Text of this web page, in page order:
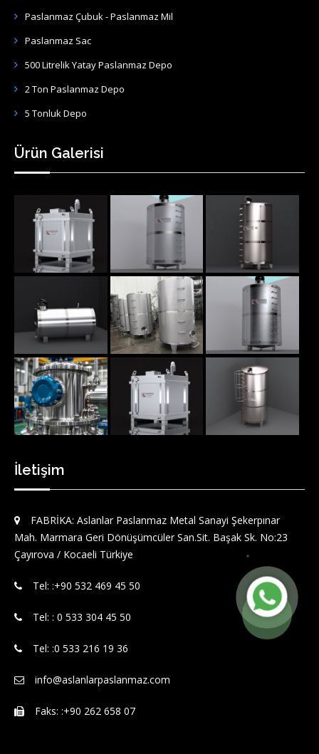
Paslanmaz Çubuk - Paslanmaz Mil
Paslanmaz Sac
500 Litrelik Yatay Paslanmaz Depo
2 Ton Paslanmaz Depo
5 Tonluk Depo
Ürün Galerisi
İletişim
FABRİKA: Aslanlar Paslanmaz Metal Sanayi Şekerpınar
Mah. Marmara Geri Dönüşümcüler San.Sit. Başak Sk. No:23
Çayırova / Kocaeli Türkiye
Tel: :‪+90 532 469 45 50‬
Tel: : 0 533 304 45 50
Tel: :0 533 216 19 36
info@aslanlarpaslanmaz.com
Faks: :+90 262 658 07